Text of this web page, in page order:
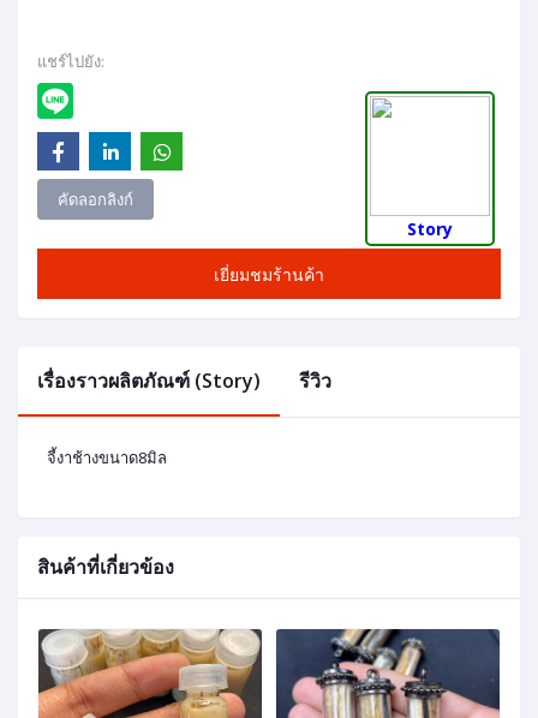
แชร์ไปยัง:
คัดลอกลิงก์
เยี่ยมชมร้านค้า
Story
เรื่องราวผลิตภัณฑ์ (Story) รีวิว
จี้งาช้างขนาด8มิล
สินค้าที่เกี่ยวข้อง